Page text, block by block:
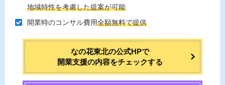
地域特性を考慮した提案が可能
開業時のコンサル費⽤全額無料で提供
なの花東北の公式HPで
開業支援の内容をチェックする